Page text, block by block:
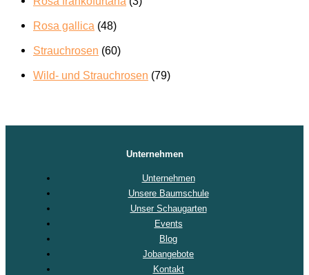
Rosa gallica (48)
Strauchrosen (60)
Wild- und Strauchrosen (79)
Unternehmen
Unternehmen
Unsere Baumschule
Unser Schaugarten
Events
Blog
Jobangebote
Kontakt